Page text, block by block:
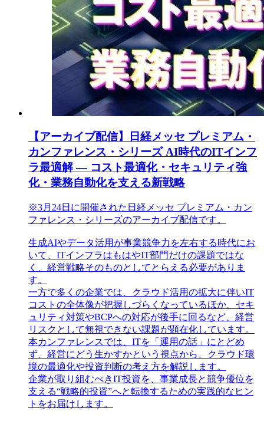
【アーカイブ配信】日経メッセ プレミアム・
カンファレンス・シリーズ AI時代のITインフ
ラ最適解 ― コスト最適化・セキュリティ強
化・業務自動化を支える新戦略
※3月24日に開催された日経メッセ プレミアム・カン
ファレンス・シリーズのアーカイブ配信です。
生成AIやデータ活用が事業競争力を左右する時代にお
いて、ITインフラはもはやIT部門だけの課題ではな
く、経営戦略そのものとしてとらえる必要がありま
す。
一方で多くの企業では、クラウド活用の拡大に伴いIT
コストの全体像が把握しづらくなっているほか、セキ
ュリティ対策やBCPへの対応が後手に回るなど、経営
リスクとして無視できない課題が顕在化しています。
本カンファレンスでは、ITを「運用の話」にとどめ
ず、経営にどう生かすかという視点から、クラウド環
境の最適化や投資判断の考え方を解説します。
企業が取り組むべきIT投資を、事業成長と競争優位を
支える“戦略的投資”へと転換するための実践的なヒン
トをお届けします。